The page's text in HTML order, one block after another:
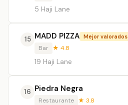
5 Haji Lane
15 MADD PIZZA Mejor valorados
Bar ★ 4.8
19 Haji Lane
16 Piedra Negra
Restaurante ★ 3.8